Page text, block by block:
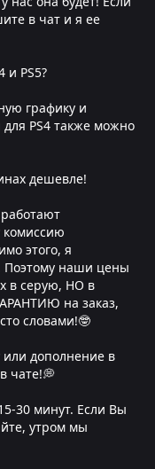
в чат и я ее
и PS5?
графику и
PS4 также можно
дешевле!
комиссию
этого, я
Поэтому наши цены
в серую, НО в
на заказ,
словами!🤓
дополнение в
чате!💭
30 минут. Если Вы
утром мы